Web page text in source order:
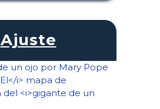
Ajuste